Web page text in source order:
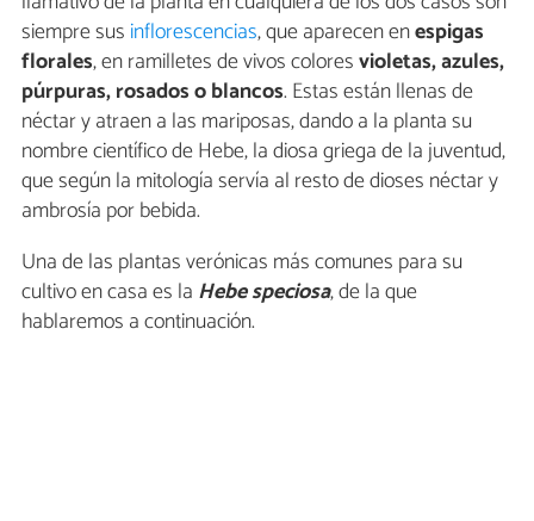
siempre sus inflorescencias, que aparecen enespigas
florales, en ramilletes de vivos coloresvioletas, azules,
púrpuras, rosados o blancos. Estas están llenas de
néctar y atraen a las mariposas, dando a la planta su
nombre científico de Hebe, la diosa griega de la juventud,
que según la mitología servía al resto de dioses néctar y
ambrosía por bebida.
Una de las plantas verónicas más comunes para su
cultivo en casa es la Hebe speciosa, de la que
hablaremos a continuación.